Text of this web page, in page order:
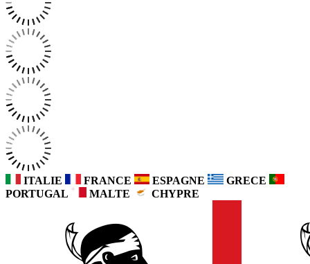
ITALIE FRANCE ESPAGNE
GRECE
PORTUGAL
MALTE CHYPRE